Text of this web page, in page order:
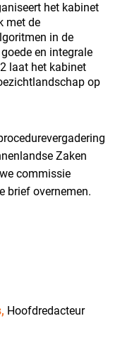
het kabinet
met de
in de
en integrale
laat het kabinet
op
Zaken
commissie
brief overnemen.
Hoofdredacteur